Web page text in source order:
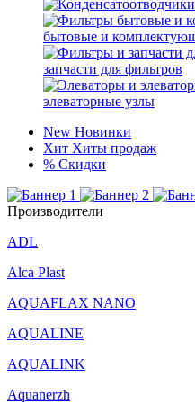
бытовые и
запчасти для фильтров
элеваторные узлы
New Новинки
Хит Хиты продаж
% Скидки
Производители
ADL
Alca Plast
AQUAFLAX NANO
AQUALINE
AQUALINK
Aquanerzh